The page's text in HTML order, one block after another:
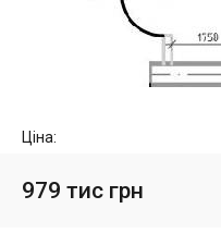
Ціна:
979 тис грн